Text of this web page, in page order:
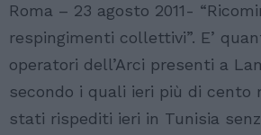
Roma – 23 agosto 2011-
respingimenti collettivi”. E’
operatori dell’Arci presenti a
secondo i quali ieri più di cento
stati rispediti ieri in Tunisia